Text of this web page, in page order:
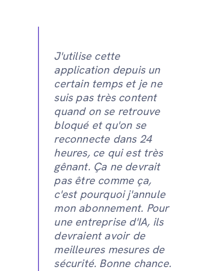
J'utilise cette
application depuis un
certain temps et je ne
suis pas très content
quand on se retrouve
bloqué et qu'on se
reconnecte dans 24
heures, ce qui est très
gênant. Ça ne devrait
pas être comme ça,
c'est pourquoi j'annule
mon abonnement. Pour
une entreprise d'IA, ils
devraient avoir de
meilleures mesures de
sécurité. Bonne chance.